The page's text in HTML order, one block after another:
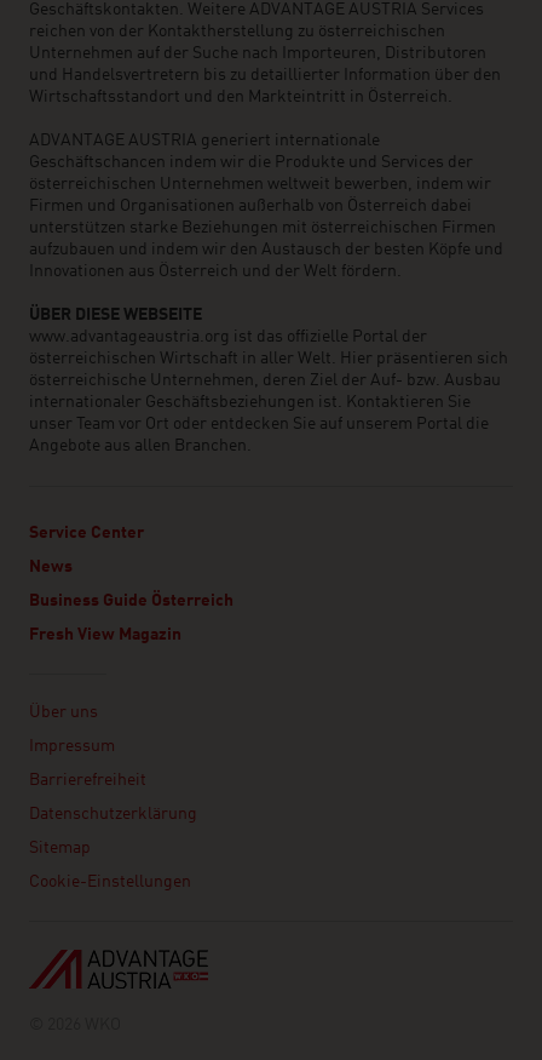
Geschäftskontakten. Weitere ADVANTAGE AUSTRIA Services
reichen von der Kontaktherstellung zu österreichischen
Unternehmen auf der Suche nach Importeuren, Distributoren
und Handelsvertretern bis zu detaillierter Information über den
Wirtschaftsstandort und den Markteintritt in Österreich.
ADVANTAGE AUSTRIA generiert internationale
Geschäftschancen indem wir die Produkte und Services der
österreichischen Unternehmen weltweit bewerben, indem wir
Firmen und Organisationen außerhalb von Österreich dabei
unterstützen starke Beziehungen mit österreichischen Firmen
aufzubauen und indem wir den Austausch der besten Köpfe und
Innovationen aus Österreich und der Welt fördern.
ÜBER DIESE WEBSEITE
www.advantageaustria.org ist das offizielle Portal der
österreichischen Wirtschaft in aller Welt. Hier präsentieren sich
österreichische Unternehmen, deren Ziel der Auf- bzw. Ausbau
internationaler Geschäftsbeziehungen ist. Kontaktieren Sie
unser Team vor Ort oder entdecken Sie auf unserem Portal die
Angebote aus allen Branchen.
Service Center
News
Business Guide Österreich
Fresh View Magazin
Über uns
Impressum
Barrierefreiheit
Datenschutzerklärung
Sitemap
Cookie-Einstellungen